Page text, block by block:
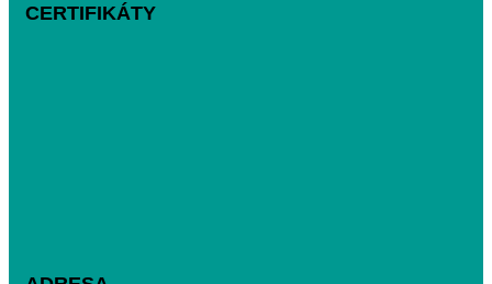
CERTIFIKÁTY